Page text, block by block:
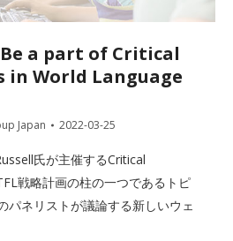
Be a part of Critical
in World Language
Japan 2022-03-25
氏が主催するCritical
戦略計画の柱の一つであるトピ
パネリストが議論する新しいウェ